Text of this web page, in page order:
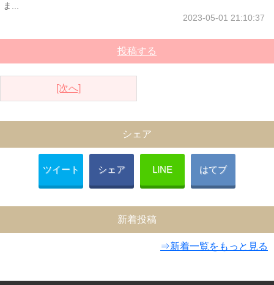
ま...
2023-05-01 21:10:37
投稿する
[次へ]
シェア
ツイート シェア LINE はてブ
新着投稿
⇒新着一覧をもっと見る